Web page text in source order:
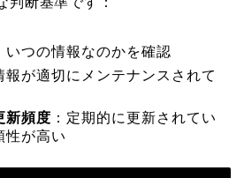
いつの情報なのかを確認
報が適切にメンテナンスされて
新頻度 ：定期的に更新されてい
性が高い